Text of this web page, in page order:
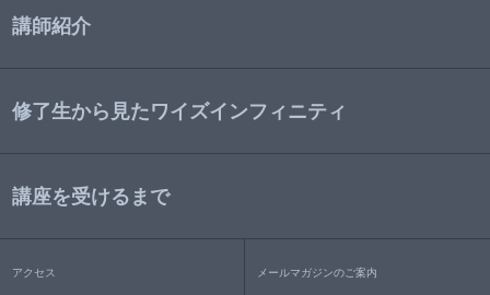
講師紹介
修了生から見たワイズインフィニティ
講座を受けるまで
アクセス メールマガジンのご案内